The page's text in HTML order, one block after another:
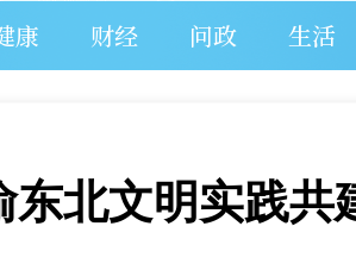
康 财经 问政 生活
东北文明实践共